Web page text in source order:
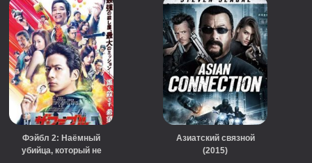
Фэйбл 2: Наёмный
убийца, который не
Азиатский связной
(2015)